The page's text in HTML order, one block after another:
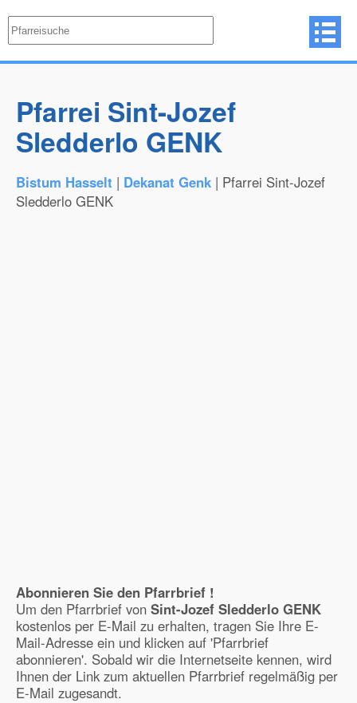
Pfarrei Sint-Jozef
Sledderlo GENK
Bistum Hasselt | Dekanat Genk | Pfarrei Sint-Jozef
Sledderlo GENK
Abonnieren Sie den Pfarrbrief !
Um den Pfarrbrief von Sint-Jozef Sledderlo GENK
kostenlos per E-Mail zu erhalten, tragen Sie Ihre E-
Mail-Adresse ein und klicken auf 'Pfarrbrief
abonnieren'. Sobald wir die Internetseite kennen, wird
Ihnen der Link zum aktuellen Pfarrbrief regelmäßig per
E-Mail zugesandt.